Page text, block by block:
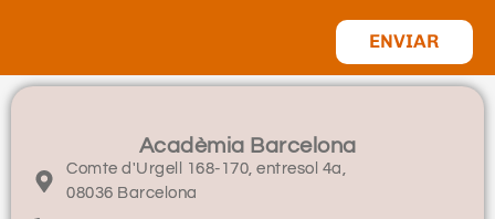
ENVIAR
Acadèmia Barcelona
Comte d'Urgell 168-170, entresol 4a,
08036 Barcelona